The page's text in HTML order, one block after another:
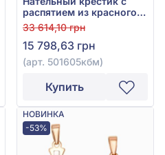
распятием из красного
золота 585°, арт.
501605кбм
33 614,10 грн
15 798,63 грн
(арт. 501605кбм)
Купить
НОВИНКА
-53%